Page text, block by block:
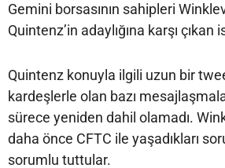
Gemini borsasının sahipleri
Quintenz’in adaylığına karşı
Quintenz konuyla ilgili uzun bir
kardeşlerle olan bazı
sürece yeniden dahil olamadı.
daha önce CFTC ile yaşadıkları
sorumlu tuttular.